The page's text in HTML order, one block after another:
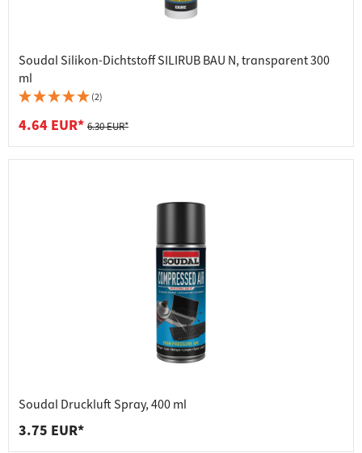
Soudal Silikon-Dichtstoff SILIRUB BAU N, transparent 300
ml
(2)
4.64 EUR* 6.30 EUR*
Soudal Druckluft Spray, 400 ml
3.75 EUR*